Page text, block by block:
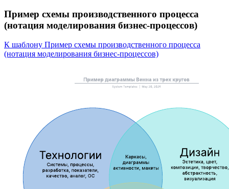
Пример схемы производственного процесса
(нотация моделирования бизнес-процессов)
К шаблону Пример схемы производственного процесса
(нотация моделирования бизнес-процессов)